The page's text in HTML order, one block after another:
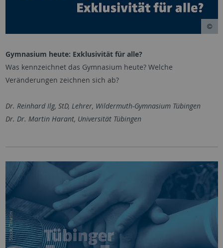
Gymnasium heute: Exklusivität für alle?
Was kennzeichnet das Gymnasium heute? Welche
Veränderungen zeichnen sich ab?
Dr. Reinhard Ilg, StD, Lehrer, Wildermuth-Gymnasium Tübingen
Dr. Dr. Martin Harant, Universität Tübingen